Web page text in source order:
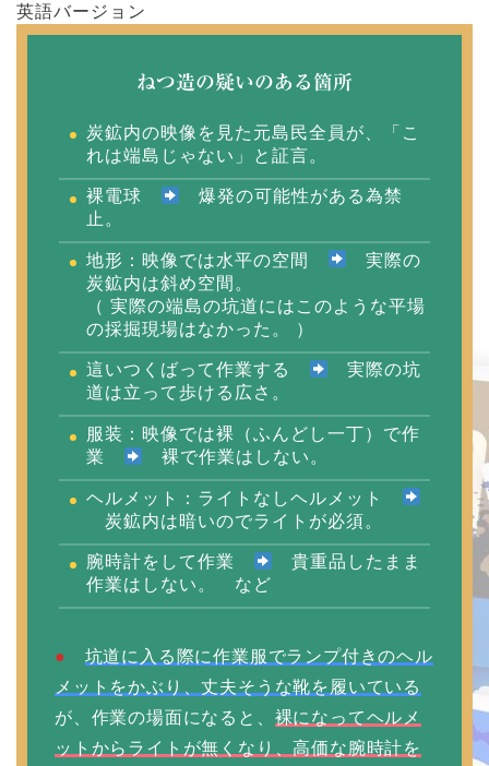
英語バージョン
ねつ造の疑いのある箇所
炭鉱内の映像を見た元島民全員が、「こ
れは端島じゃない」と証言。
裸電球
爆発の可能性がある為禁
止。
地形：映像では水平の空間
実際の
炭鉱内は斜め空間。
（ 実際の端島の坑道にはこのような平場
の採掘現場はなかった。 ）
這いつくばって作業する
実際の坑
道は立って歩ける広さ。
服装：映像では裸（ふんどし一丁）で作
業
裸で作業はしない。
ヘルメット：ライトなしヘルメット
炭鉱内は暗いのでライトが必須。
腕時計をして作業
貴重品したまま
作業はしない。 など
● 坑道に入る際に作業服でランプ付きのヘル
メットをかぶり、丈夫そうな靴を履いている
が、作業の場面になると、 裸になってヘルメ
ットからライトが無くなり、高価な腕時計を